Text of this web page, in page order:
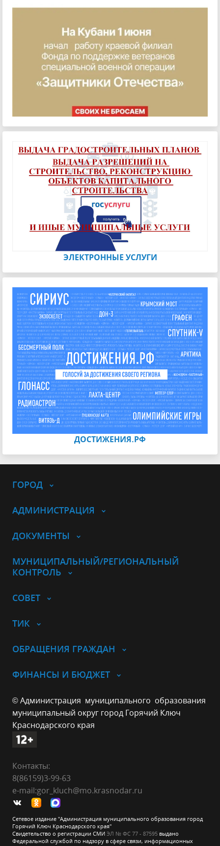
ЭЛЕКТРОННЫЕ УСЛУГИ
ДОСТИЖЕНИЯ.РФ
ГОРОД
АДМИНИСТРАЦИЯ
ДОКУМЕНТЫ
МУНИЦИПАЛЬНЫЙ/РЕГИОНАЛЬНЫЙ
КОНТРОЛЬ
СОВЕТ
ТИК
ОБРАЩЕНИЯ ГРАЖДАН
ФИНАНСЫ И БЮДЖЕТ
© Администрация муниципального образования
муниципальный округ город Горячий Ключ
Краснодарского края
Контакты:
8(86159)3-99-63
e-mail:gor_kluch@mo.krasnodar.ru
Сетевое издание "Администрация муниципального образования город
Горячий Ключ Краснодарского края"
Свидетельство о регистрации СМИ ЭЛ № ФС 77 - 87595 выдано
Федеральной службой по надзору в сфере связи, информационных